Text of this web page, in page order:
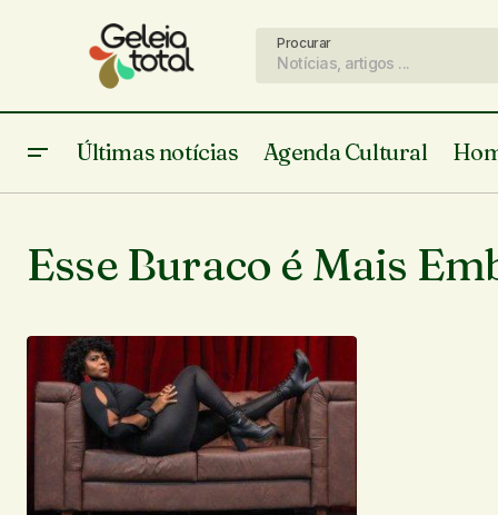
Procurar
Últimas notícias Agenda Cultural
Esse Buraco é Mais